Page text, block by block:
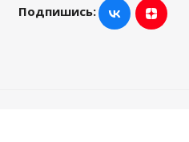
Подпишись: